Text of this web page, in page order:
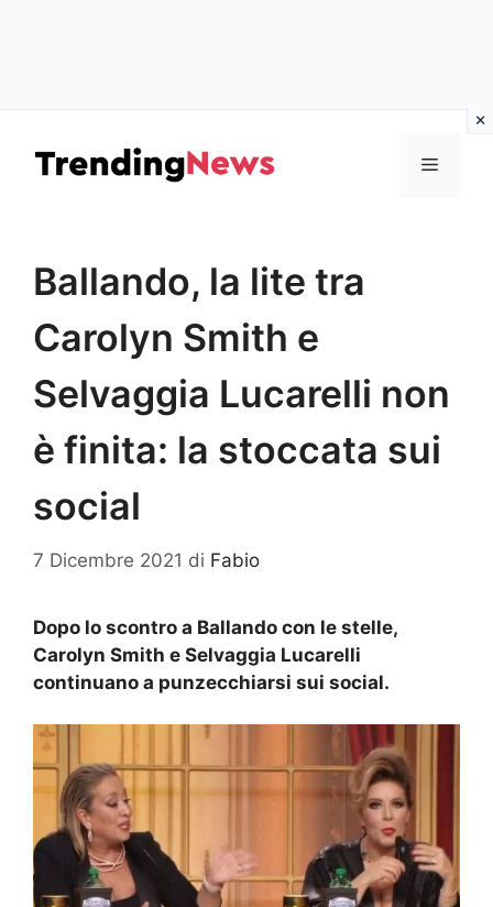
contenuto
Menu
Ballando, la lite tra
Carolyn Smith e
Selvaggia Lucarelli non
è finita: la stoccata sui
social
7 Dicembre 2021 di Fabio
Dopo lo scontro a Ballando con le stelle,
Carolyn Smith e Selvaggia Lucarelli
continuano a punzecchiarsi sui social.